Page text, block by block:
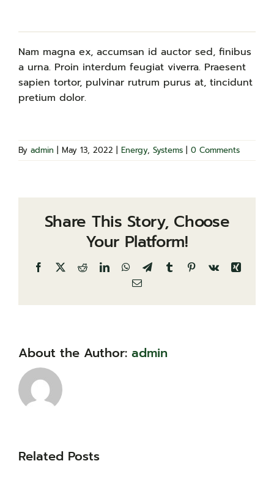
Nam magna ex, accumsan id auctor sed, finibus
a urna. Proin interdum feugiat viverra. Praesent
sapien tortor, pulvinar rutrum purus at, tincidunt
pretium dolor.
By admin | May 13, 2022 | Energy, Systems | 0 Comments
Share This Story, Choose
Your Platform!
Facebook
X RedditLinkedInWhatsApp
TelegramTumblrPinterest
Vk
Xing
Email
About the Author: admin
Related Posts